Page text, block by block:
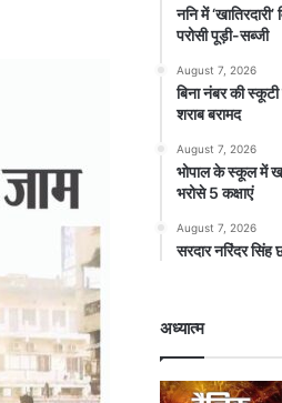
ननि में
परोसी पूड़ी-सब्जी
August 7, 2026
बिना नंबर की
शराब बरामद
August 7, 2026
भोपाल के स्कूल में
भरोसे 5 कक्षाएं
August 7, 2026
सरदार नरिंदर सिंह
अध्यात्म